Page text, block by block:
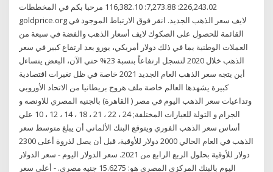
226,243.02: 7,273.88: 116,382.10 مرحبا بكم في المخططات
goldprice.org لايف سعر الذهب الجديد. انقر فوق الارتباط الموجود في
القائمة للحصول على الصكوك لايف أسعار الذهب والفضة في سبعة من
العملات الوطنية بما في ذلك دولار أمريكي، يورو بعد ارتفاع كبير في سعر
الذهب خلال 2020 لتسجل ارتفاعاً بنسبة 23% حتي الآن، البعض يتساءل
أين يتجه سعر الذهب العام الجديد 2021 خاصة في ظل تغيرات اقتصادية
كبيرة يشهدها العالم خاصة ملف هروح بريطانيا من الاتحاد الأوروبي
وتداعيات سعر الذهب اليوم في مصر ( القاهرة) بالجنيه المصري للاونصه و
الجرام و التولة للعيارات المختلفة; 24 ، 22 ، 21 ، 18 ، 14 ، 12 ، 10 علي
أساس سعر الذهب الفوري ويتوقع البنك الألماني أن يبلغ متوسط سعر
الذهب في العام الحالي 2000 دولار للأوقية، قبل أن يصل لذروة أعلى 2300
دولار للأوقية بحلول الربع الرابع من 2021. سعر الدولار اليوم - سعر الدولار
اليوم بالبنك المركزي المصري هو: 15.6275 جنيه مصري. - أعلى سعر